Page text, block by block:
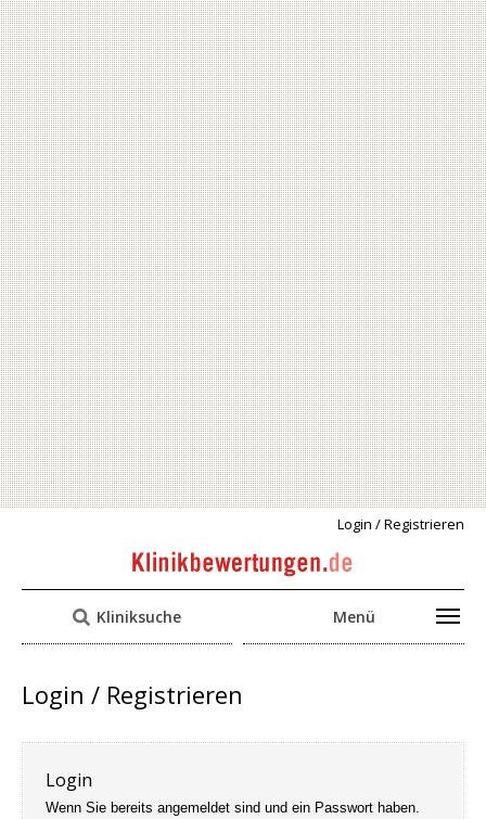
Login / Registrieren
Kliniksuche Menü
Login / Registrieren
Login
Wenn Sie bereits angemeldet sind und ein Passwort haben.